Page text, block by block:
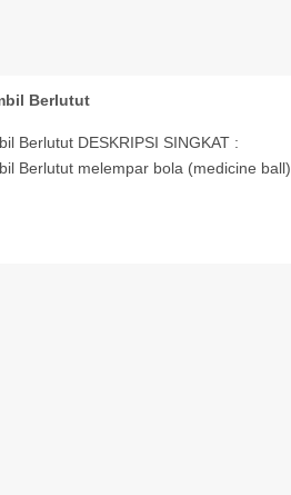
Berlutut
Berlutut DESKRIPSI SINGKAT :
Berlutut melempar bola (medicine ball)